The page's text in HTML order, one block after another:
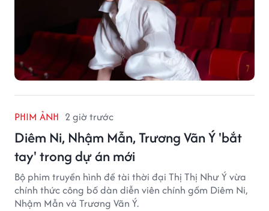
PHIM ẢNH 2 giờ trước
Diêm Ni, Nhậm Mẫn, Trương Vãn Ý 'bắt
tay' trong dự án mới
Bộ phim truyền hình đề tài thời đại Thị Thị Như Ý vừa
chính thức công bố dàn diễn viên chính gồm Diêm Ni,
Nhậm Mẫn và Trương Vãn Ý.